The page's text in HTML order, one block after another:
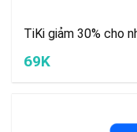
TiKi giảm 30% cho
69K